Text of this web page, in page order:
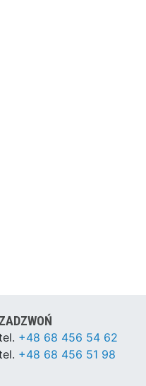
ZADZWOŃ
+48 68 456 54 62
+48 68 456 51 98